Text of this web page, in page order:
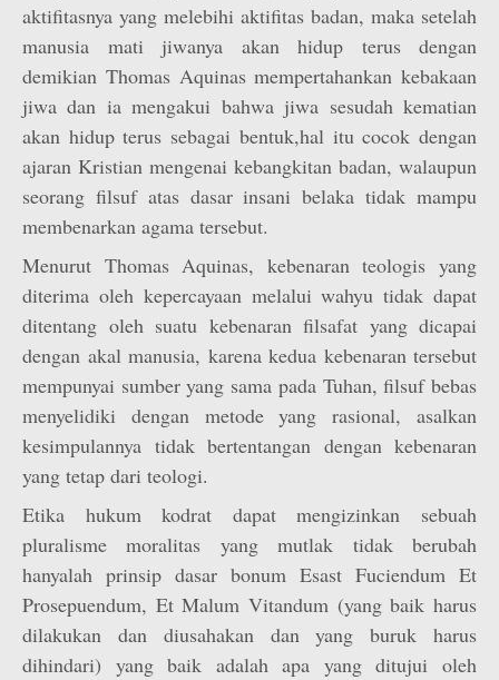
aktifitasnya yang melebihi aktifitas badan, maka setelah
manusia mati jiwanya akan hidup terus dengan
demikian Thomas Aquinas mempertahankan kebakaan
jiwa dan ia mengakui bahwa jiwa sesudah kematian
akan hidup terus sebagai bentuk,hal itu cocok dengan
ajaran Kristian mengenai kebangkitan badan, walaupun
seorang filsuf atas dasar insani belaka tidak mampu
membenarkan agama tersebut.
Menurut Thomas Aquinas, kebenaran teologis yang
diterima oleh kepercayaan melalui wahyu tidak dapat
ditentang oleh suatu kebenaran filsafat yang dicapai
dengan akal manusia, karena kedua kebenaran tersebut
mempunyai sumber yang sama pada Tuhan, filsuf bebas
menyelidiki dengan metode yang rasional, asalkan
kesimpulannya tidak bertentangan dengan kebenaran
yang tetap dari teologi.
Etika hukum kodrat dapat mengizinkan sebuah
pluralisme moralitas yang mutlak tidak berubah
hanyalah prinsip dasar bonum Esast Fuciendum Et
Prosepuendum, Et Malum Vitandum (yang baik harus
dilakukan dan diusahakan dan yang buruk harus
dihindari) yang baik adalah apa yang ditujui oleh